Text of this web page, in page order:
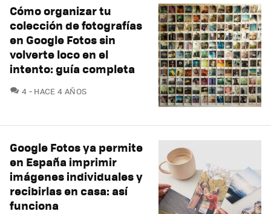
Cómo organizar tu
colección de fotografías
en Google Fotos sin
volverte loco en el
intento: guía completa
4 COMENTARIOS
HACE 4 AÑOS
Google Fotos ya permite
en España imprimir
imágenes individuales y
recibirlas en casa: así
funciona